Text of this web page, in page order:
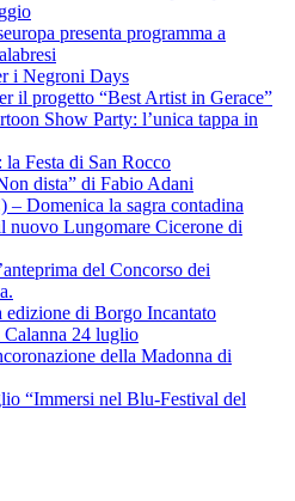
presenta programma a
i Negroni Days
il progetto “Best Artist in Gerace”
Show Party: l’unica tappa in
Festa di San Rocco
dista” di Fabio Adani
Domenica la sagra contadina
Lungomare Cicerone di
del Concorso dei
di Borgo Incantato
Calanna 24 luglio
della Madonna di
“Immersi nel Blu-Festival del